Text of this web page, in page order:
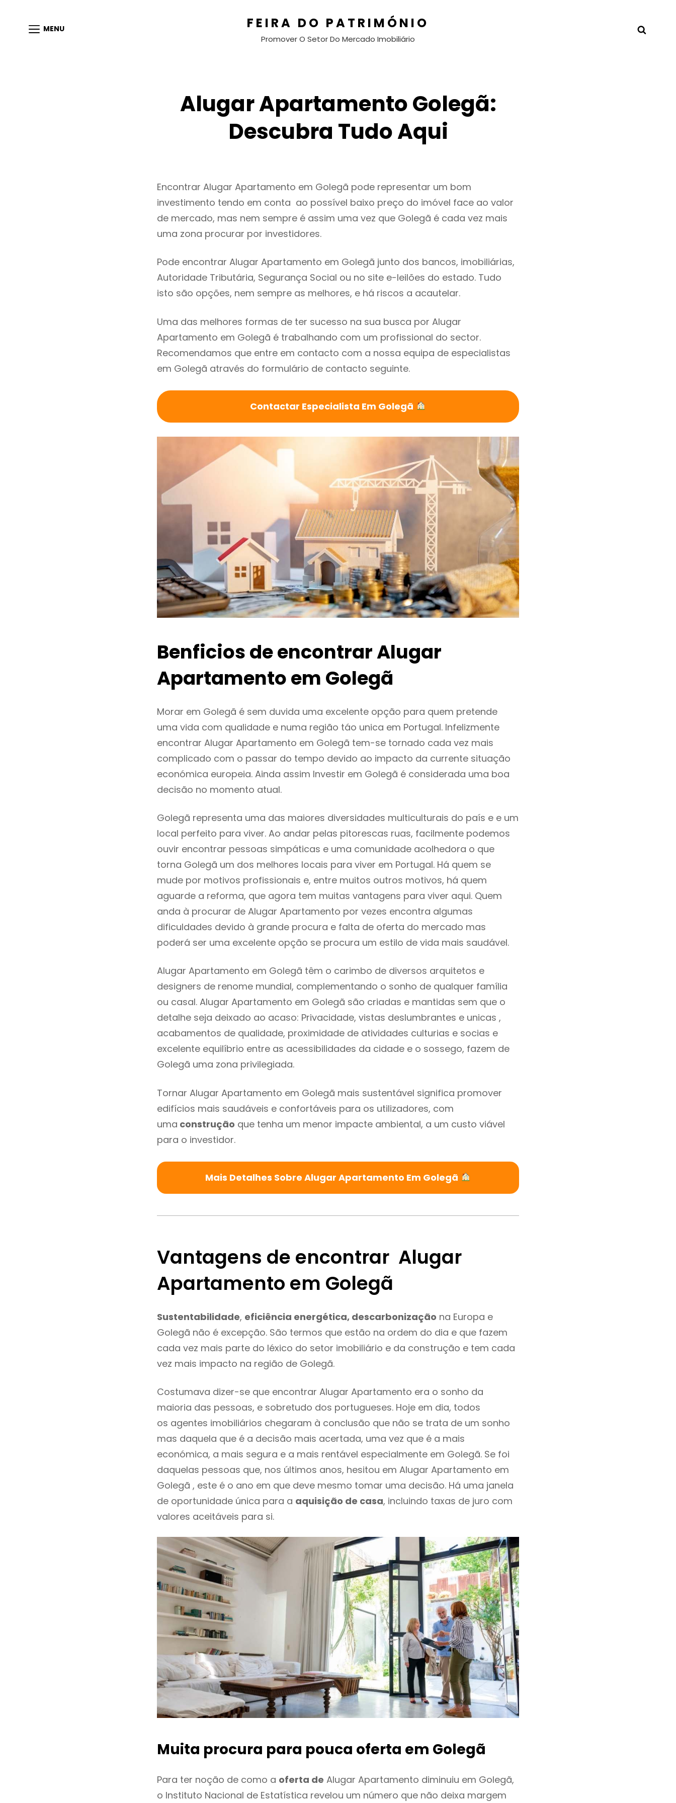
MENU FEIRA DO PATRIMÓNIO
Promover O Setor Do Mercado Imobiliário
Alugar Apartamento Golegã:
Descubra Tudo Aqui
Encontrar Alugar Apartamento em Golegã pode representar um bom
investimento tendo em conta ao possível baixo preço do imóvel face ao valor
de mercado, mas nem sempre é assim uma vez que Golegã é cada vez mais
uma zona procurar por investidores.
Pode encontrar Alugar Apartamento em Golegã junto dos bancos, imobiliárias,
Autoridade Tributária, Segurança Social ou no site e-leilões do estado. Tudo
isto são opções, nem sempre as melhores, e há riscos a acautelar.
Uma das melhores formas de ter sucesso na sua busca por Alugar
Apartamento em Golegã é trabalhando com um profissional do sector.
Recomendamos que entre em contacto com a nossa equipa de especialistas
em Golegã através do formulário de contacto seguinte.
Contactar Especialista Em Golegã
Benficios de encontrar Alugar
Apartamento em Golegã
Morar em Golegã é sem duvida uma excelente opção para quem pretende
uma vida com qualidade e numa região táo unica em Portugal. Infelizmente
encontrar Alugar Apartamento em Golegã tem-se tornado cada vez mais
complicado com o passar do tempo devido ao impacto da currente situação
económica europeia. Ainda assim Investir em Golegã é considerada uma boa
decisão no momento atual.
Golegã representa uma das maiores diversidades multiculturais do país e e um
local perfeito para viver. Ao andar pelas pitorescas ruas, facilmente podemos
ouvir encontrar pessoas simpáticas e uma comunidade acolhedora o que
torna Golegã um dos melhores locais para viver em Portugal. Há quem se
mude por motivos profissionais e, entre muitos outros motivos, há quem
aguarde a reforma, que agora tem muitas vantagens para viver aqui. Quem
anda à procurar de Alugar Apartamento por vezes encontra algumas
dificuldades devido à grande procura e falta de oferta do mercado mas
poderá ser uma excelente opção se procura um estilo de vida mais saudável.
Alugar Apartamento em Golegã têm o carimbo de diversos arquitetos e
designers de renome mundial, complementando o sonho de qualquer família
ou casal. Alugar Apartamento em Golegã são criadas e mantidas sem que o
detalhe seja deixado ao acaso: Privacidade, vistas deslumbrantes e unicas ,
acabamentos de qualidade, proximidade de atividades culturias e socias e
excelente equilíbrio entre as acessibilidades da cidade e o sossego, fazem de
Golegã uma zona privilegiada.
Tornar Alugar Apartamento em Golegã mais sustentável significa promover
edifícios mais saudáveis e confortáveis para os utilizadores, com
uma construção que tenha um menor impacte ambiental, a um custo viável
para o investidor.
Mais Detalhes Sobre Alugar Apartamento Em Golegã
Vantagens de encontrar Alugar
Apartamento em Golegã
Sustentabilidade, eficiência energética, descarbonização na Europa e
Golegã não é excepção. São termos que estão na ordem do dia e que fazem
cada vez mais parte do léxico do setor imobiliário e da construção e tem cada
vez mais impacto na região de Golegã.
Costumava dizer-se que encontrar Alugar Apartamento era o sonho da
maioria das pessoas, e sobretudo dos portugueses. Hoje em dia, todos
os agentes imobiliários chegaram à conclusão que não se trata de um sonho
mas daquela que é a decisão mais acertada, uma vez que é a mais
económica, a mais segura e a mais rentável especialmente em Golegã. Se foi
daquelas pessoas que, nos últimos anos, hesitou em Alugar Apartamento em
Golegã , este é o ano em que deve mesmo tomar uma decisão. Há uma janela
de oportunidade única para a aquisição de casa, incluindo taxas de juro com
valores aceitáveis para si.
Muita procura para pouca oferta em Golegã
Para ter noção de como a oferta de Alugar Apartamento diminuiu em Golegã,
o Instituto Nacional de Estatística revelou um número que não deixa margem